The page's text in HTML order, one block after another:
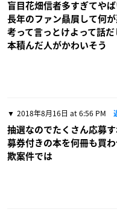
盲目花畑信者多すぎてやば
長年のファン贔屓して何
考って言っとけよって話だ
本積んだ人がかわいそう
2018年8月16日 at 6:56 PM
抽選なのでたくさん応募
募券付きの本を何冊も買
欺案件では